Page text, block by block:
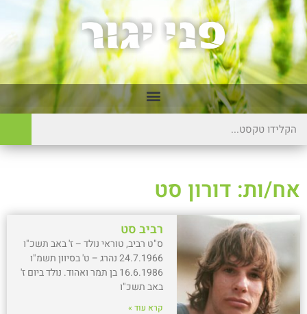
אח/ות: דורון סט
רביב סט
ס"ט רביב, טוראי נולד – ז' באב תשכ"ו
24.7.1966 נהרג – ט' בסיוון תשמ"ו
16.6.1986 בן תמר ואהוד. נולד ביום ז'
באב תשכ"ו
קרא עוד »